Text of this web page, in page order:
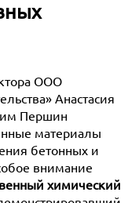
ООО
Анастасия
Першин
материалы
бетонных и
внимание
химический